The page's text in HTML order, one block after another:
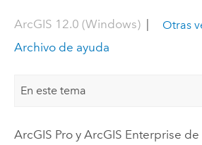
ArcGIS 12.0 (Windows)| Otras
Archivo de ayuda
En este tema
ArcGIS Proy ArcGIS Enterprise de